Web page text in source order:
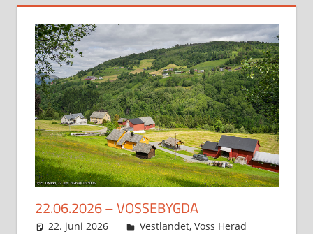
22.06.2026 – VOSSEBYGDA
22. juni 2026 Svein
Vestlandet, Voss Herad